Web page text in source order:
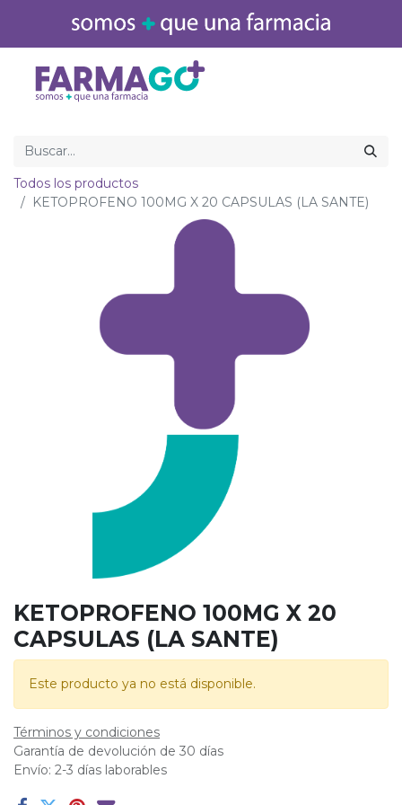
Todos los productos
KETOPROFENO 100MG X 20 CAPSULAS (LA SANTE)
KETOPROFENO 100MG X 20
CAPSULAS (LA SANTE)
Este producto ya no está disponible.
Términos y condiciones
Garantía de devolución de 30 días
Envío: 2-3 días laborables